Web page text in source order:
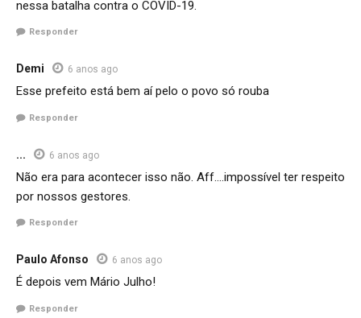
nessa batalha contra o COVID-19.
Responder
Demi 6 anos ago
Esse prefeito está bem aí pelo o povo só rouba
Responder
... 6 anos ago
Não era para acontecer isso não. Aff….impossível ter respeito
por nossos gestores.
Responder
Paulo Afonso 6 anos ago
É depois vem Mário Julho!
Responder